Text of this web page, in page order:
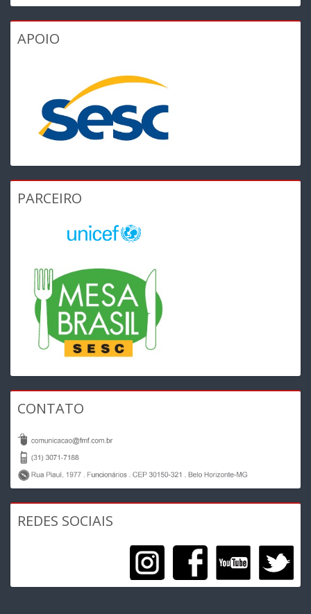
APOIO
PARCEIRO
CONTATO
REDES SOCIAIS